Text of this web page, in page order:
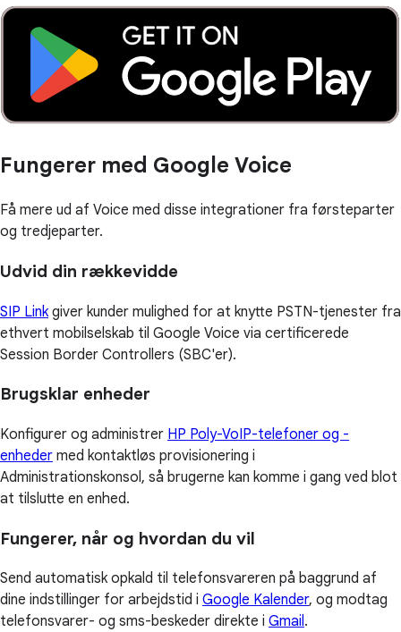
Fungerer med Google Voice
Få mere ud af Voice med disse integrationer fra førsteparter
og tredjeparter.
Udvid din rækkevidde
SIP Linkgiver kunder mulighed for at knytte PSTN-tjenester fra
ethvert mobilselskab til Google Voice via certificerede
Session Border Controllers (SBC'er).
Brugsklar enheder
Konfigurer og administrer HP Poly-VoIP-telefoner og -
enheder med kontaktløs provisionering i
Administrationskonsol, så brugerne kan komme i gang ved blot
at tilslutte en enhed.
Fungerer, når og hvordan du vil
Send automatisk opkald til telefonsvareren på baggrund af
dine indstillinger for arbejdstid i Google Kalender, og modtag
telefonsvarer- og sms-beskeder direkte i Gmail.